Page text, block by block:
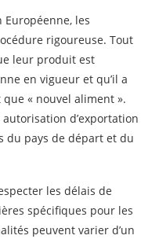
Européenne, les
rigoureuse. Tout
leur produit est
en vigueur et qu’il a
« nouvel aliment ».
d’exportation
du pays de départ et du
les délais de
spécifiques pour les
peuvent varier d’un